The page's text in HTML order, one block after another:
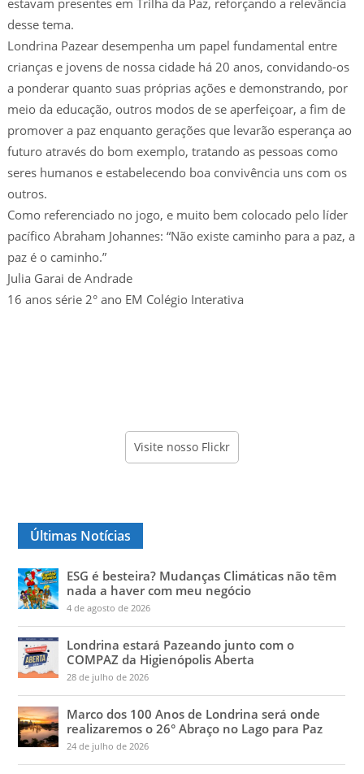
estavam presentes em Trilha da Paz, reforçando a relevância
desse tema.
Londrina Pazear desempenha um papel fundamental entre
crianças e jovens de nossa cidade há 20 anos, convidando-os
a ponderar quanto suas próprias ações e demonstrando, por
meio da educação, outros modos de se aperfeiçoar, a fim de
promover a paz enquanto gerações que levarão esperança ao
futuro através do bom exemplo, tratando as pessoas como
seres humanos e estabelecendo boa convivência uns com os
outros.
Como referenciado no jogo, e muito bem colocado pelo líder
pacífico Abraham Johannes: “Não existe caminho para a paz, a
paz é o caminho.”
Julia Garai de Andrade
16 anos série 2° ano EM Colégio Interativa
Visite nosso Flickr
Últimas Notícias
ESG é besteira? Mudanças Climáticas não têm
nada a haver com meu negócio
4 de agosto de 2026
Londrina estará Pazeando junto com o
COMPAZ da Higienópolis Aberta
28 de julho de 2026
Marco dos 100 Anos de Londrina será onde
realizaremos o 26° Abraço no Lago para Paz
24 de julho de 2026